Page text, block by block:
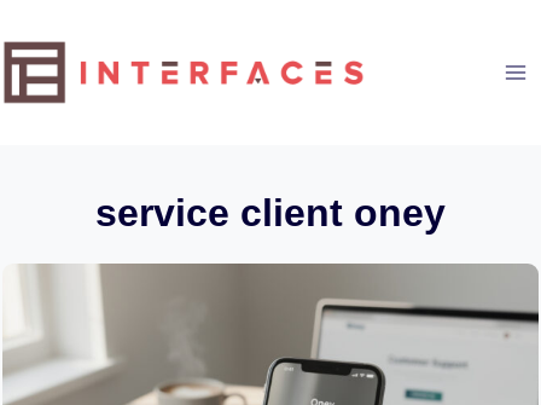
au
contenu
service client oney